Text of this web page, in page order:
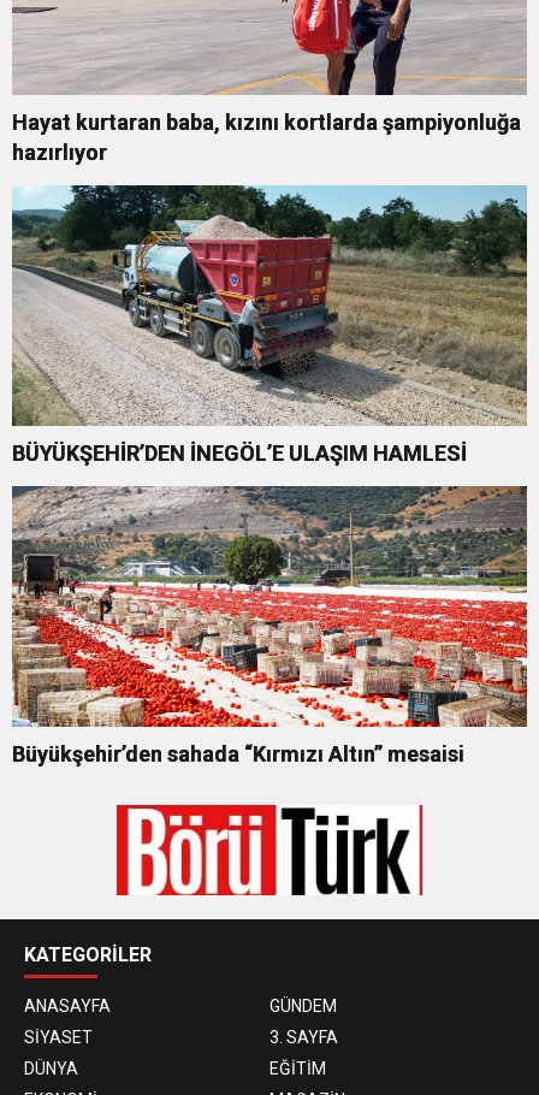
Hayat kurtaran baba, kızını kortlarda şampiyonluğa
hazırlıyor
BÜYÜKŞEHİR’DEN İNEGÖL’E ULAŞIM HAMLESİ
Büyükşehir’den sahada “Kırmızı Altın” mesaisi
KATEGORİLER
ANASAYFA
GÜNDEM
SİYASET
3. SAYFA
DÜNYA
EĞİTİM